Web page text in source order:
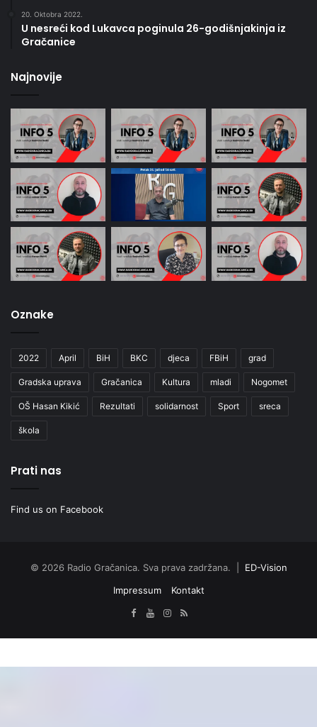
20. Oktobra 2022.
U nesreći kod Lukavca poginula 26-godišnjakinja iz
Gračanice
Najnovije
Oznake
2022 April BiH BKC djeca FBiH grad
Gradska uprava Gračanica Kultura mladi Nogomet
OŠ Hasan Kikić Rezultati solidarnost Sport sreca
škola
Prati nas
Find us on Facebook
© 2026 Radio Gračanica. Sva prava zadržana. | ED-Vision
Impressum
Kontakt